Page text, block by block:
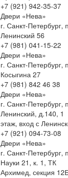
+7 (921) 942-35-37
Двери «Нева»
г. Санкт-Петербург,
Ленинский 56
+7 (981) 041-15-22
Двери «Нева»
г. Санкт-Петербург,
Косыгина 27
+7 (981) 842 46 38
Двери «Нева»
г. Санкт-Петербург,
Ленинский, д.140, 1
этаж, вход с
+7 (921) 094-73-08
Двери «Нева»
г. Санкт-Петербург,
Науки 21, к. 1, ТК
Архимед, секция